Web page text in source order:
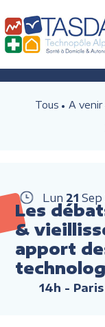
Tous A venir
Lun 21 Sep
Les
&
apport
14h - Paris